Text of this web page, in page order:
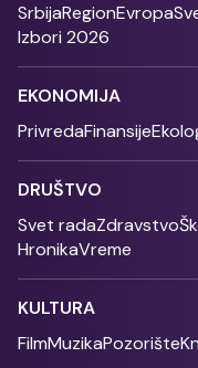
SrbijaRegionEvropa
Izbori 2026
EKONOMIJA
PrivredaFinansije
DRUŠTVO
Svet radaZdravstvo
HronikaVreme
KULTURA
FilmMuzikaPozorište